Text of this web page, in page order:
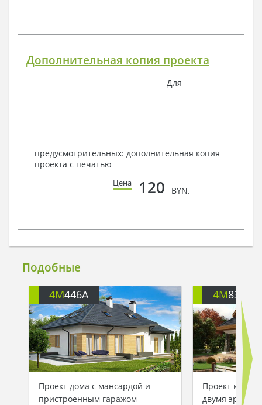
Дополнительная копия проекта
Для
предусмотрительных: дополнительная копия
проекта с печатью
Цена 120 BYN.
Подобные
4M446A
Проект дома с мансардой и
пристроенным гаражом
4M833
Проект
двумя